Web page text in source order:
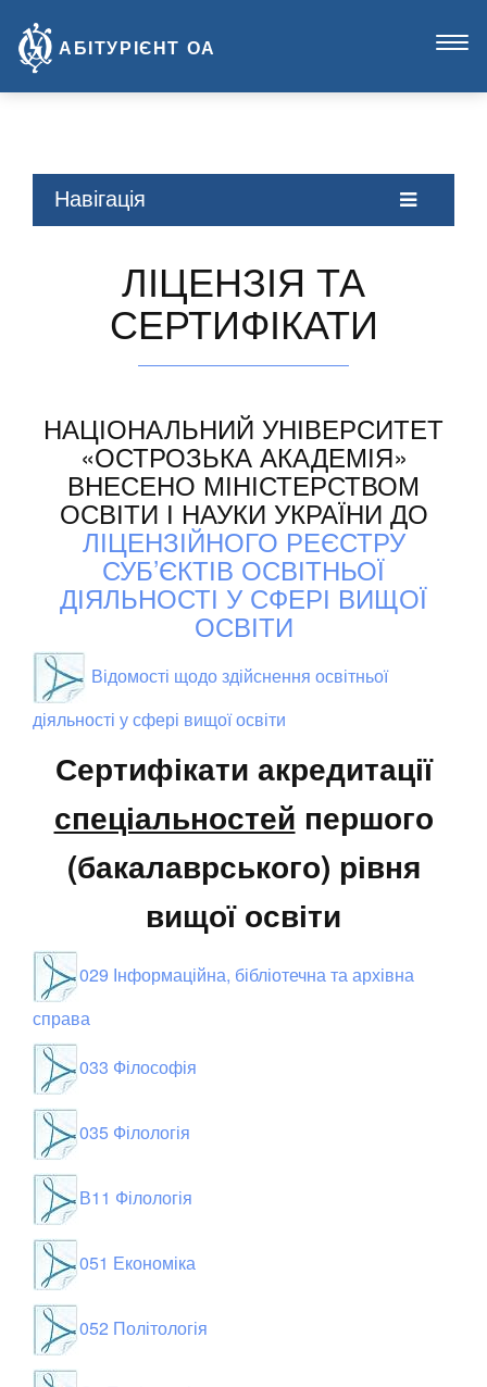
АБІТУРІЄНТ ОА
Навігація
ЛІЦЕНЗІЯ ТА
СЕРТИФІКАТИ
НАЦІОНАЛЬНИЙ УНІВЕРСИТЕТ
«ОСТРОЗЬКА АКАДЕМІЯ»
ВНЕСЕНО МІНІСТЕРСТВОМ
ОСВІТИ І НАУКИ УКРАЇНИ ДО
ЛІЦЕНЗІЙНОГО РЕЄСТРУ
СУБ’ЄКТІВ ОСВІТНЬОЇ
ДІЯЛЬНОСТІ У СФЕРІ ВИЩОЇ
ОСВІТИ
Відомості щодо здійснення освітньої
діяльності у сфері вищої освіти
Сертифікати акредитації
спеціальностей першого
(бакалаврського) рівня
вищої освіти
029 Інформаційна, бібліотечна та архівна
справа
033 Філософія
035 Філологія
В11 Філологія
051 Економіка
052 Політологія